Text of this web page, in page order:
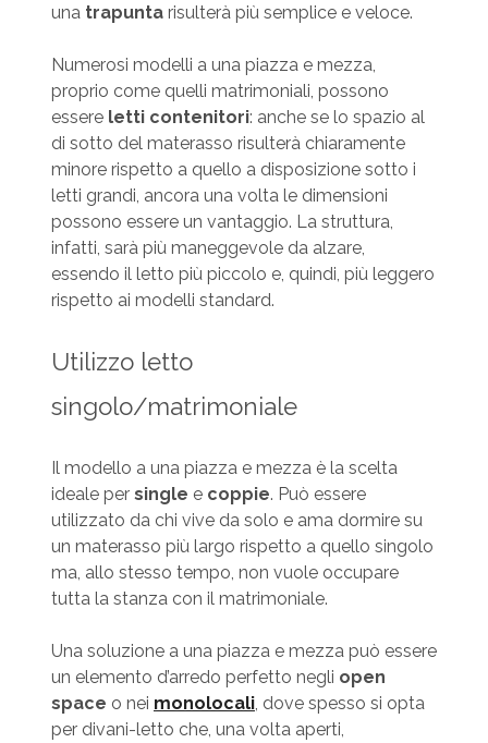
una trapuntarisulterà più semplice e veloce.
Numerosi modelli a una piazza e mezza,
proprio come quelli matrimoniali, possono
essereletti contenitori: anche se lo spazio al
di sotto del materasso risulterà chiaramente
minore rispetto a quello a disposizione sotto i
letti grandi, ancora una volta le dimensioni
possono essere un vantaggio. La struttura,
infatti, sarà più maneggevole da alzare,
essendo il letto più piccolo e, quindi, più leggero
rispetto ai modelli standard.
Utilizzo letto
singolo/matrimoniale
Il modello a una piazza e mezza è la scelta
ideale per single e coppie. Può essere
utilizzato da chi vive da solo e ama dormire su
un materasso più largo rispetto a quello singolo
ma, allo stesso tempo, non vuole occupare
tutta la stanza con il matrimoniale.
Una soluzione a una piazza e mezza può essere
un elemento d’arredo perfetto negli open
space o nei monolocali, dove spesso si opta
per divani-letto che, una volta aperti,